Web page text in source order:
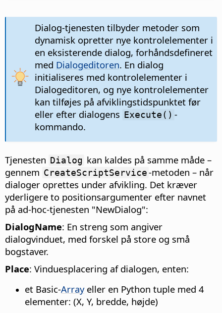
Dialog-tjenesten tilbyder metoder som
dynamisk opretter nye kontrolelementer i
en eksisterende dialog, forhåndsdefineret
med Dialogeditoren. En dialog
initialiseres med kontrolelementer i
Dialogeditoren, og nye kontrolelementer
kan tilføjes på afviklingstidspunktet før
eller efter dialogens Execute() -
kommando.
Tjenesten Dialog kan kaldes på samme måde –
gennem CreateScriptService-metoden – når
dialoger oprettes under afvikling. Det kræver
yderligere to positionsargumenter efter navnet
på ad-hoc-tjenesten "NewDialog":
DialogName: En streng som angiver
dialogvinduet, med forskel på store og små
bogstaver.
Place: Vinduesplacering af dialogen, enten:
et Basic-Arrayeller en Python tuple med 4
elementer: (X, Y, bredde, højde)